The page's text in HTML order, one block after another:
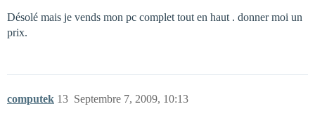
Désolé mais je vends mon pc complet tout en haut . donner moi un
prix.
computek Septembre 7, 2009, 10:13
13